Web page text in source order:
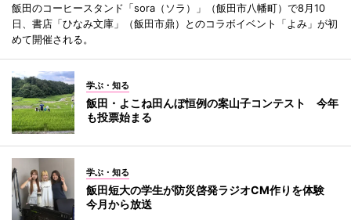
飯田のコーヒースタンド「sora（ソラ）」（飯田市八幡町）で8月10
日、書店「ひなみ文庫」（飯田市鼎）とのコラボイベント「よみ」が初
めて開催される。
学ぶ・知る
飯田・よこね田んぼ恒例の案山子コンテスト 今年
も投票始まる
学ぶ・知る
飯田短大の学生が防災啓発ラジオCM作りを体験
今月から放送